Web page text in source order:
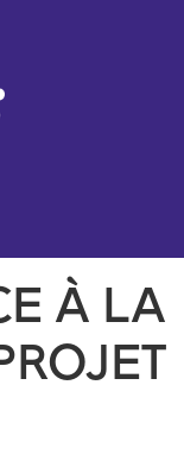
À LA